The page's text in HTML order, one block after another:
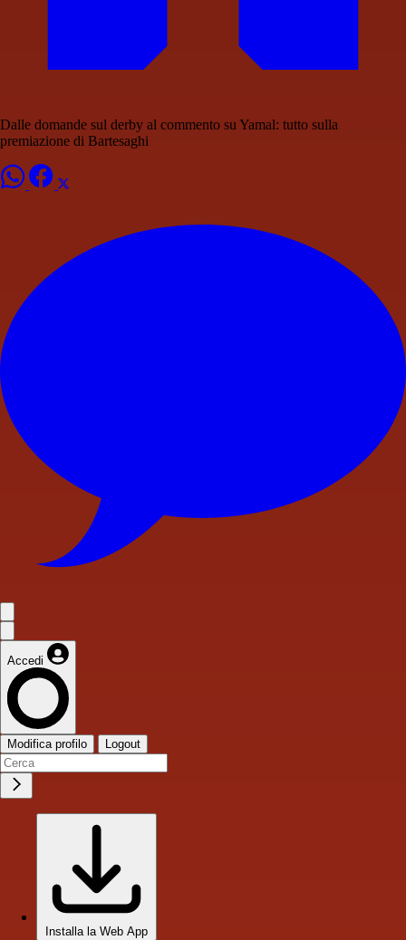
Dalle domande sul derby al commento su Yamal: tutto sulla
premiazione di Bartesaghi
Accedi
Modifica profilo Logout
Installa la Web App